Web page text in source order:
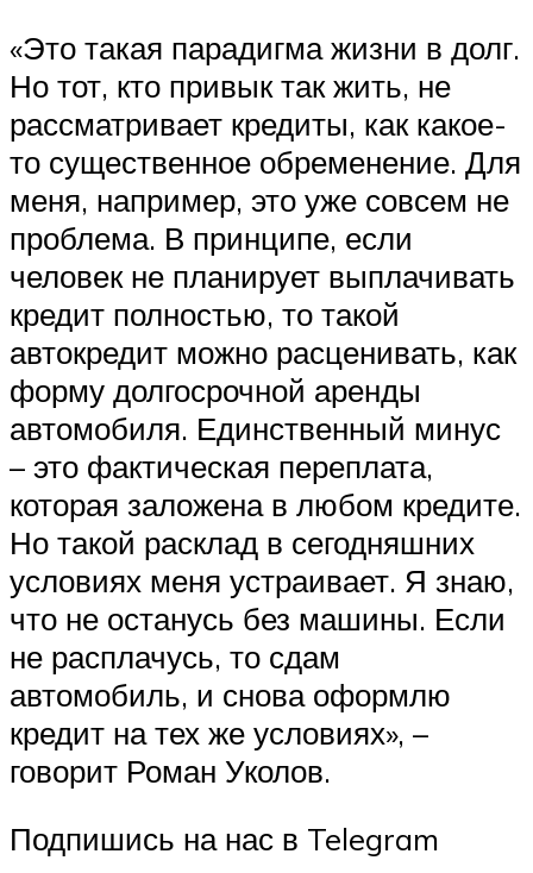
«Это такая парадигма жизни в долг.
Но тот, кто привык так жить, не
рассматривает кредиты, как какое-
то существенное обременение. Для
меня, например, это уже совсем не
проблема. В принципе, если
человек не планирует выплачивать
кредит полностью, то такой
автокредит можно расценивать, как
форму долгосрочной аренды
автомобиля. Единственный минус
– это фактическая переплата,
которая заложена в любом кредите.
Но такой расклад в сегодняшних
условиях меня устраивает. Я знаю,
что не останусь без машины. Если
не расплачусь, то сдам
автомобиль, и снова оформлю
кредит на тех же условиях», –
говорит Роман Уколов.
Подпишись на нас в Telegram